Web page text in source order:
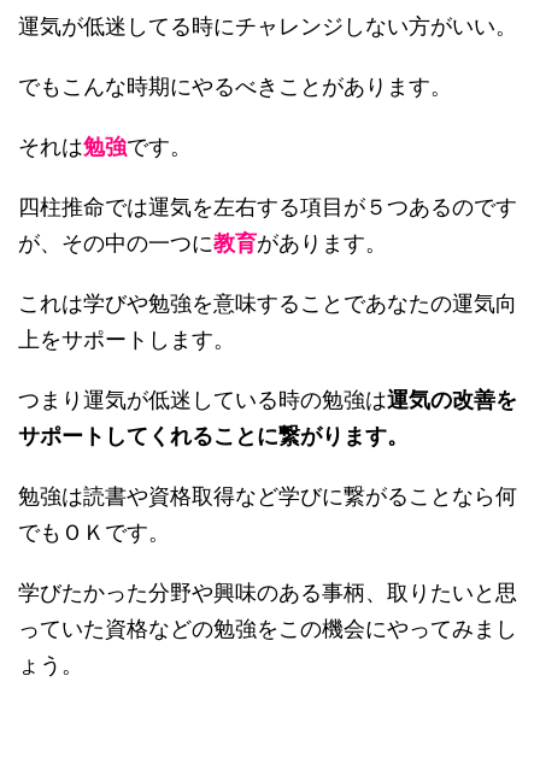
運気が低迷してる時にチャレンジしない方がいい。
でもこんな時期にやるべきことがあります。
それは勉強です。
四柱推命では運気を左右する項目が５つあるのです
が、その中の一つに教育があります。
これは学びや勉強を意味することであなたの運気向
上をサポートします。
つまり運気が低迷している時の勉強は運気の改善を
サポートしてくれることに繋がります。
勉強は読書や資格取得など学びに繋がることなら何
でもＯＫです。
学びたかった分野や興味のある事柄、取りたいと思
っていた資格などの勉強をこの機会にやってみまし
ょう。